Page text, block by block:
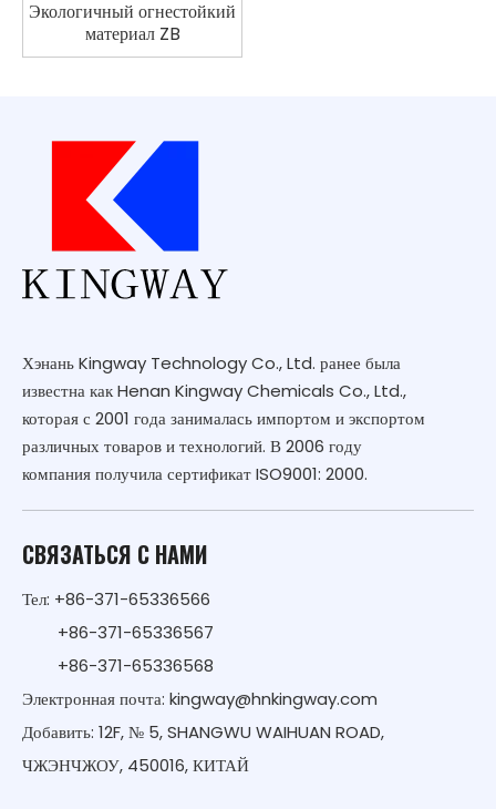
Экологичный огнестойкий
материал ZB
Хэнань Kingway Technology Co., Ltd. ранее была
известна как Henan Kingway Chemicals Co., Ltd.,
которая с 2001 года занималась импортом и экспортом
различных товаров и технологий. В 2006 году
компания получила сертификат ISO9001: 2000.
СВЯЗАТЬСЯ С НАМИ
Тел: +86-371-65336566
+86-371-65336567
+86-371-65336568
Электронная почта: kingway@hnkingway.com
Добавить: 12F, № 5, SHANGWU WAIHUAN ROAD,
ЧЖЭНЧЖОУ, 450016, КИТАЙ